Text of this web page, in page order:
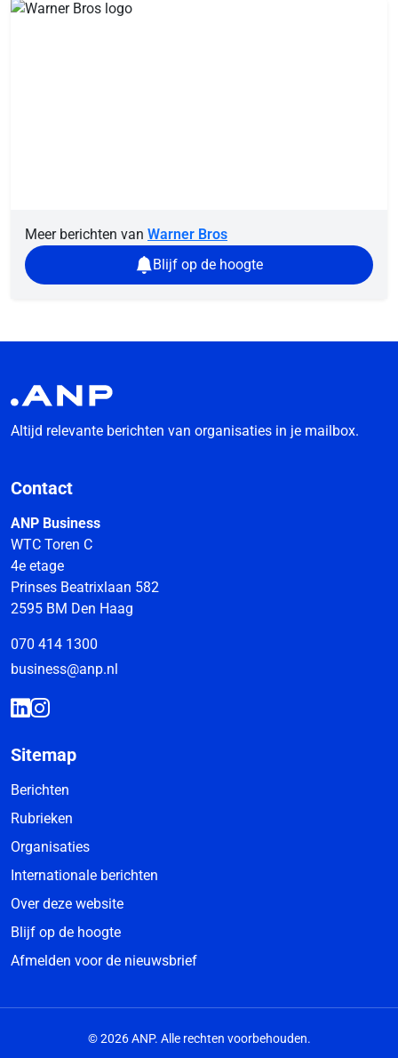
Meer berichten van Warner Bros
Blijf op de hoogte
Altijd relevante berichten van organisaties in je mailbox.
Contact
ANP Business
WTC Toren C
4e etage
Prinses Beatrixlaan 582
2595 BM Den Haag
070 414 1300
business@anp.nl
Sitemap
Berichten
Rubrieken
Organisaties
Internationale berichten
Over deze website
Blijf op de hoogte
Afmelden voor de nieuwsbrief
© 2026 ANP. Alle rechten voorbehouden.